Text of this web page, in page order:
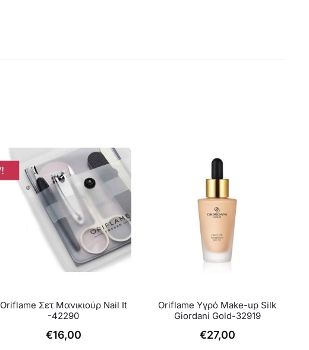
Oriflame Σετ Μανικιούρ Nail It
-42290
€16,00
το
προϊόν
Oriflame Υγρό Make-up Silk
Giordani Gold-32919
€27,00